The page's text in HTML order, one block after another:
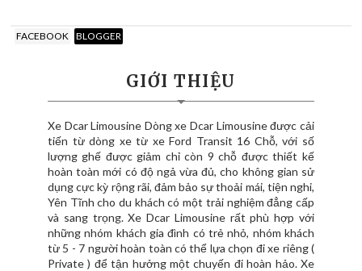
FACEBOOK BLOGGER
GIỚI THIỆU
Xe Dcar Limousine Dòng xe Dcar Limousine được cải
tiến từ dòng xe từ xe Ford Transit 16 Chỗ, với số
lượng ghế được giảm chỉ còn 9 chỗ được thiết kế
hoàn toàn mới có độ ngả vừa đủ, cho không gian sử
dụng cực kỳ rộng rãi, đảm bảo sự thoải mái, tiện nghi,
Yên Tĩnh cho du khách có một trải nghiệm đẳng cấp
và sang trọng. Xe Dcar Limousine rất phù hợp với
những nhóm khách gia đình có trẻ nhỏ, nhóm khách
từ 5 - 7 người hoàn toàn có thể lựa chọn đi xe riêng (
Private ) để tận hưởng một chuyến đi hoàn hảo. Xe